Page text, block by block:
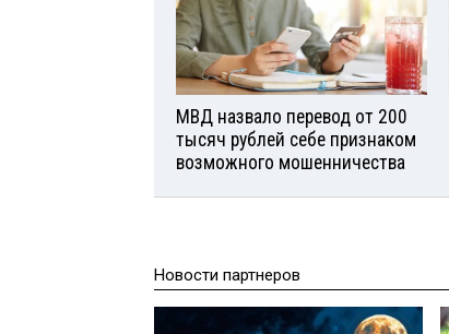
МВД назвало перевод от 200
тысяч рублей себе признаком
возможного мошенничества
Новости партнеров